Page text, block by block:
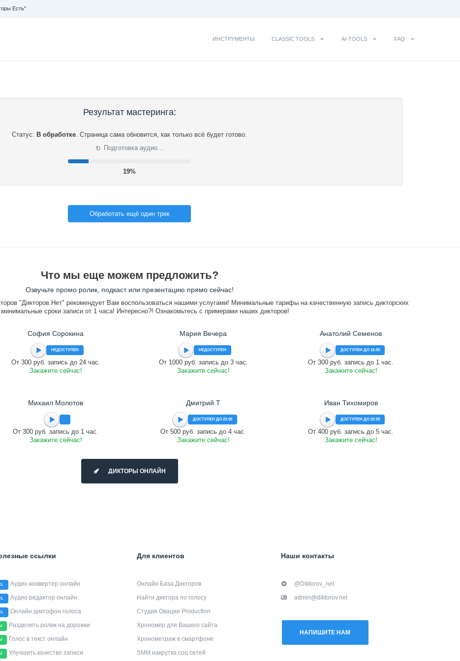
Есть"
ИНСТРУМЕНТЫ CLASSIC TOOLS AI-TOOLS FAQ
Результат мастеринга:
Статус: В обработке. Страница сама обновится, как только всё будет готово.
⟳ Подготовка аудио…
20%
Обработать ещё один трек
Что мы еще можем предложить?
Озвучьте промо ролик, подкаст или презентацию прямо сейчас!
"Дикторов.Нет" рекомендует Вам воспользоваться нашими услугами! Минимальные тарифы на качественную запись дикторских
минимальные сроки записи от 1 часа! Интересно?! Ознакомьтесь с примерами наших дикторов!
София Сорокина
НЕДОСТУПЕН
От 300 руб. запись до 24 час.
Закажите сейчас!
Мария Вечера
НЕДОСТУПЕН
От 1000 руб. запись до 3 час.
Закажите сейчас!
Анатолий Семенов
ДОСТУПЕН ДО 16:00
От 300 руб. запись до 1 час.
Закажите сейчас!
Михаил Молотов
От 300 руб. запись до 1 час.
Закажите сейчас!
Дмитрий Т
ДОСТУПЕН ДО 23:00
От 500 руб. запись до 4 час.
Закажите сейчас!
Иван Тихомиров
ДОСТУПЕН ДО 23:59
От 400 руб. запись до 5 час.
Закажите сейчас!
ДИКТОРЫ ОНЛАЙН
ссылки
Аудио конвертер онлайн
Аудио редактор онлайн
Онлайн диктофон голоса
Разделить ролик на дорожки
Голос в текст онлайн
Улучшить качество записи
Для клиентов
Онлайн База Дикторов
Найти диктора по голосу
Студия Овации Production
Хрономер для Вашего сайта
Хронометраж в смартфоне
SMM накрутка соц сетей
Наши контакты
@Diktorov_net
admin@diktorov.net
НАПИШИТЕ НАМ